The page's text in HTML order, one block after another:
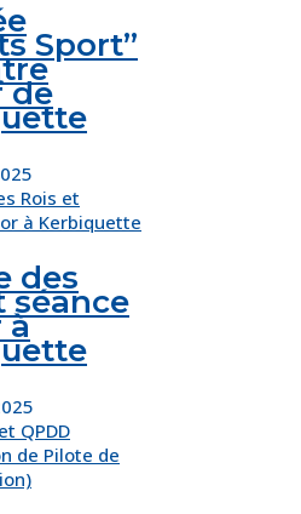
Sport”
de
des
séance
à